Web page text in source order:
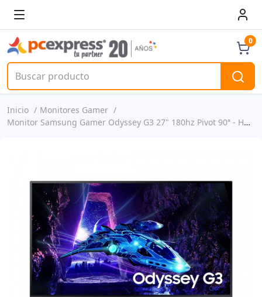
0
Inicio
Monitores Gamer
Monitor Samsung Gamer Odyssey G3 27" 180hz Pivot 90ª - Hdmi Usb Usb-c P/n Ls27dg300elxzs